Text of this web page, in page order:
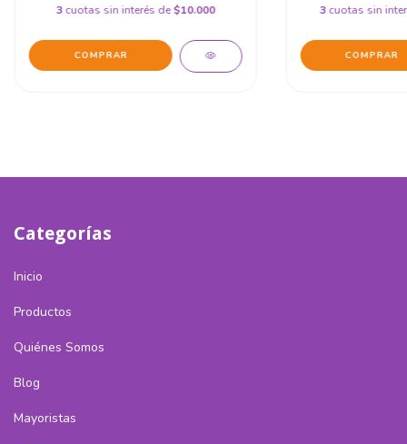
3cuotas sin interés de$10.000 3cuotas sin
Categorías
Inicio
Productos
Quiénes Somos
Blog
Mayoristas